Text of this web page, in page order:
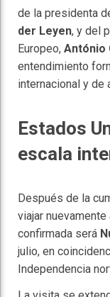
de la presidenta
der Leyen, y del
Europeo, António
entendimiento
internacional y de
Estados
escala
Después de la
viajar nuevamente
confirmada será
julio, en
Independencia